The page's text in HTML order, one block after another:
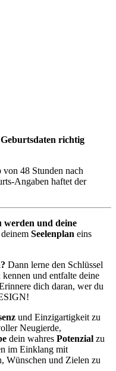
richtig
48 Stunden nach
Angaben haftet der
werden und deine
Seelenplan eins
? Dann lerne den Schlüssel
und entfalte deine
dich daran, wer du
und Einzigartigkeit zu
Neugierde,
dein wahres Potenzial zu
im Einklang mit
Wünschen und Zielen zu